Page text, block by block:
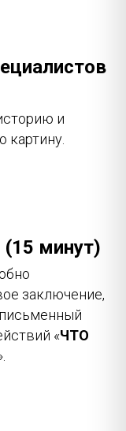
и
(15 минут)
заключение,
«ЧТО